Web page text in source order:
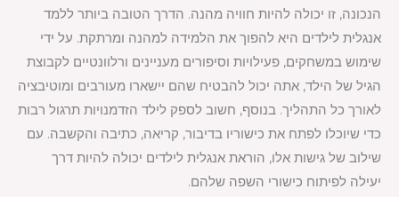
הנכונה, זו יכולה להיות חוויה מהנה. הדרך הטובה ביותר ללמד
אנגלית לילדים היא להפוך את הלמידה למהנה ומרתקת. על ידי
שימוש במשחקים, פעילויות וסיפורים מעניינים ורלוונטיים לקבוצת
הגיל של הילד, אתה יכול להבטיח שהם יישארו מעורבים ומוטיבציה
לאורך כל התהליך. בנוסף, חשוב לספק לילד הזדמנויות תרגול רבות
כדי שיוכלו לפתח את כישוריו בדיבור, קריאה, כתיבה והקשבה. עם
שילוב של גישות אלו, הוראת אנגלית לילדים יכולה להיות דרך
יעילה לפיתוח כישורי השפה שלהם.